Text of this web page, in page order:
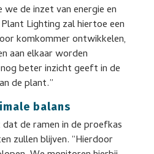
de inzet van energie en
Lighting zal hiertoe een
komkommer ontwikkelen,
aan elkaar worden
beter inzicht geeft in de
de plant.”
balans
de ramen in de proefkas
zullen blijven. “Hierdoor